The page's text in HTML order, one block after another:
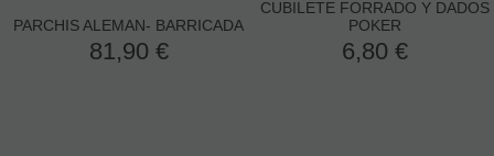
PARCHIS ALEMAN- BARRICADA
81,90 €
CUBILETE FORRADO Y DADOS
POKER
6,80 €